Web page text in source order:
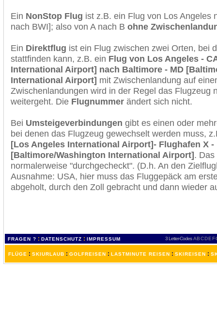
Ein NonStop Flug ist z.B. ein Flug von Los Angeles
nach BWI]; also von A nach B ohne
Ein Direktflug ist ein Flug zwischen zwei Orten, bei
stattfinden kann, z.B. ein Flug von Los Angeles -
International Airport] nach Baltimore - MD
International Airport] mit Zwischenlandung auf
Zwischenlandungen wird in der Regel das Flugzeug
weitergeht. Die Flugnummer ändert sich nicht.
Bei Umsteigeverbindungen gibt es einen oder
bei denen das Flugzeug gewechselt werden muss,
[Los Angeles International Airport]- Flughafen X -
[Baltimore/Washington International Airport].
normalerweise "durchgecheckt". (D.h. An den
Ausnahme: USA, hier muss das Fluggepäck am
abgeholt, durch den Zoll gebracht und dann wieder
FRAGEN ? : DATENSCHUTZ : IMPRESSUM 3 Letter-Codes ABCDEF
FLÜGE : SKIURLAUB : GOLFREISEN : LASTMINUTE REISEN : SKIREISEN :